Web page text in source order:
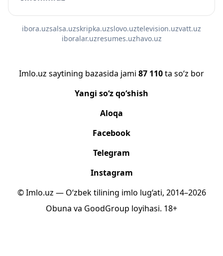
ibora.uzsalsa.uzskripka.uzslovo.uztelevision.uzvatt.uz
iboralar.uzresumes.uzhavo.uz
Imlo.uz saytining bazasida jami 87 110ta so‘z bor
Yangi so‘z qo‘shish
Aloqa
Facebook
Telegram
Instagram
© Imlo.uz — O‘zbek tilining imlo lug‘ati, 2014–2026
Obuna va GoodGroup loyihasi. 18+